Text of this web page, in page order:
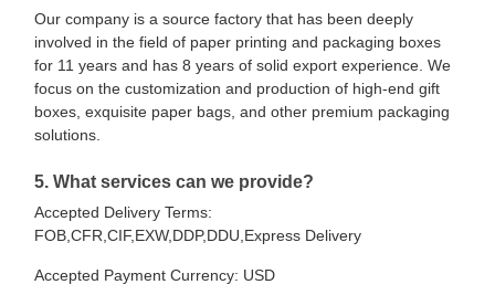
Our company is a source factory that has been deeply
involved in the field of paper printing and packaging boxes
for 11 years and has 8 years of solid export experience. We
focus on the customization and production of high-end gift
boxes, exquisite paper bags, and other premium packaging
solutions.
5. What services can we provide?
Accepted Delivery Terms:
FOB,CFR,CIF,EXW,DDP,DDU,Express Delivery
Accepted Payment Currency: USD